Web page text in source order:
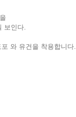
보인다.
와 유건을 착용합니다.